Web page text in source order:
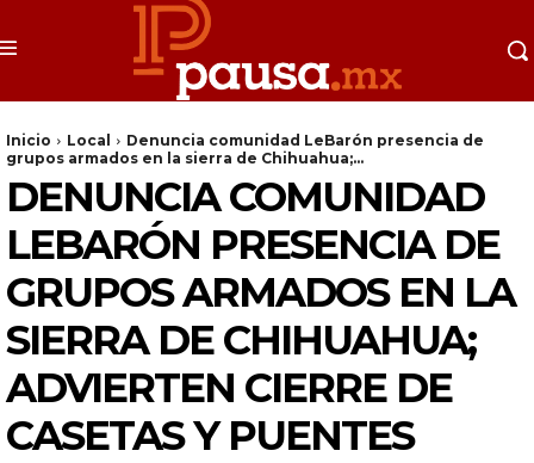
Inicio Local
Denuncia comunidad LeBarón presencia de
grupos armados en la sierra de Chihuahua;...
DENUNCIA COMUNIDAD
LEBARÓN PRESENCIA DE
GRUPOS ARMADOS EN LA
SIERRA DE CHIHUAHUA;
ADVIERTEN CIERRE DE
CASETAS Y PUENTES